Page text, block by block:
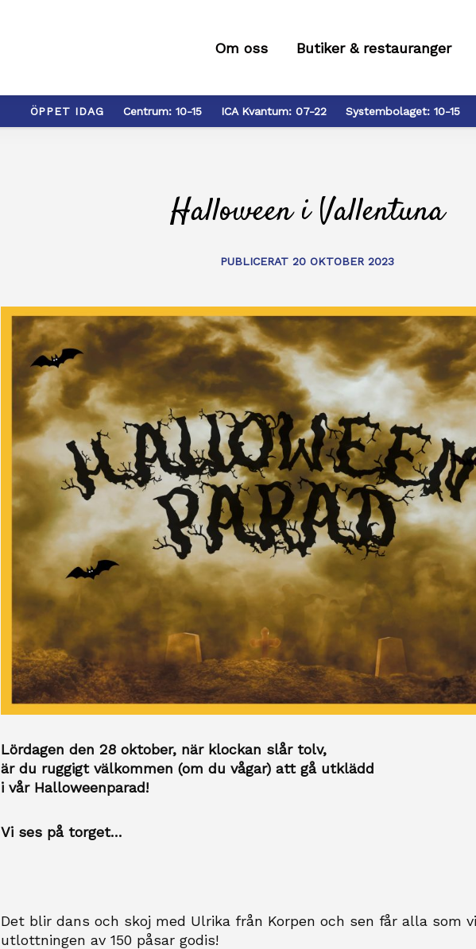
Om oss Butiker & restauranger
ÖPPET IDAG Centrum: 10-15 ICA Kvantum: 07-22 Systembolaget: 10-15
Halloween i Vallentuna
PUBLICERAT 20 OKTOBER 2023
Lördagen den 28 oktober, när klockan slår tolv,
är du ruggigt välkommen (om du vågar) att gå utklädd
i vår Halloweenparad!
Vi ses på torget…
Det blir dans och skoj med Ulrika från Korpen och sen får alla som
utlottningen av 150 påsar godis!